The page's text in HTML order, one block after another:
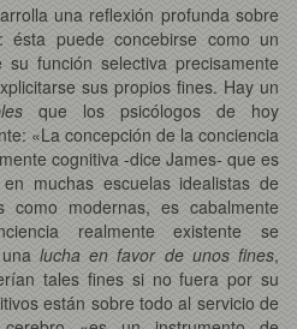
una reflexión profunda sobre
puede concebirse como un
función selectiva precisamente
sus propios fines. Hay un
que los psicólogos de hoy
«La concepción de la conciencia
cognitiva -dice James- que es
muchas escuelas idealistas de
como modernas, es cabalmente
realmente existente se
unalucha en favor de unos fines,
tales fines si no fuera por su
están sobre todo al servicio de